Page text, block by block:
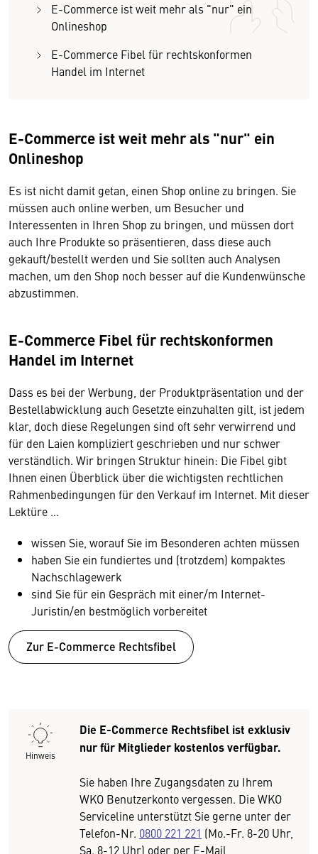
E-Commerce ist weit mehr als "nur" ein
Onlineshop
E-Commerce Fibel für rechtskonformen
Handel im Internet
E-Commerce ist weit mehr als "nur" ein
Onlineshop
Es ist nicht damit getan, einen Shop online zu bringen. Sie
müssen auch online werben, um Besucher und
Interessenten in Ihren Shop zu bringen, und müssen dort
auch Ihre Produkte so präsentieren, dass diese auch
gekauft/bestellt werden und Sie sollten auch Analysen
machen, um den Shop noch besser auf die Kundenwünsche
abzustimmen.
E-Commerce Fibel für rechtskonformen
Handel im Internet
Dass es bei der Werbung, der Produktpräsentation und der
Bestellabwicklung auch Gesetzte einzuhalten gilt, ist jedem
klar, doch diese Regelungen sind oft sehr verwirrend und
für den Laien kompliziert geschrieben und nur schwer
verständlich. Wir bringen Struktur hinein: Die Fibel gibt
Ihnen einen Überblick über die wichtigsten rechtlichen
Rahmenbedingungen für den Verkauf im Internet. Mit dieser
Lektüre …
wissen Sie, worauf Sie im Besonderen achten müssen
haben Sie ein fundiertes und (trotzdem) kompaktes
Nachschlagewerk
sind Sie für ein Gespräch mit einer/m Internet-
Juristin/en bestmöglich vorbereitet
Zur E-Commerce Rechtsfibel
Hinweis
Die E-Commerce Rechtsfibel ist exklusiv
nur für Mitglieder kostenlos verfügbar.
Sie haben Ihre Zugangsdaten zu Ihrem
WKO Benutzerkonto vergessen. Die WKO
Serviceline unterstützt Sie gerne unter der
Telefon-Nr. 0800 221 221 (Mo.-Fr. 8-20 Uhr,
Sa. 8-12 Uhr) oder per E-Mail